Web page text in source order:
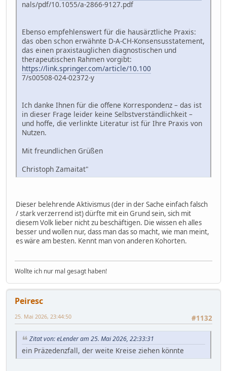
nals/pdf/10.1055/a-2866-9127.pdf
Ebenso empfehlenswert für die hausärztliche Praxis:
das oben schon erwähnte D-A-CH-Konsensusstatement,
das einen praxistauglichen diagnostischen und
therapeutischen Rahmen vorgibt:
https://link.springer.com/article/10.100
7/s00508-024-02372-y
Ich danke Ihnen für die offene Korrespondenz – das ist
in dieser Frage leider keine Selbstverständlichkeit –
und hoffe, die verlinkte Literatur ist für Ihre Praxis von
Nutzen.
Mit freundlichen Grüßen
Christoph Zamaitat"
Dieser belehrende Aktivismus (der in der Sache einfach falsch
/ stark verzerrend ist) dürfte mit ein Grund sein, sich mit
diesem Volk lieber nicht zu beschäftigen. Die wissen eh alles
besser und wollen nur, dass man das so macht, wie man meint,
es wäre am besten. Kennt man von anderen Kohorten.
Wollte ich nur mal gesagt haben!
Peiresc
#1132
25. Mai 2026, 23:44:50
Zitat von: eLender am 25. Mai 2026, 22:33:31
ein Präzedenzfall, der weite Kreise ziehen könnte